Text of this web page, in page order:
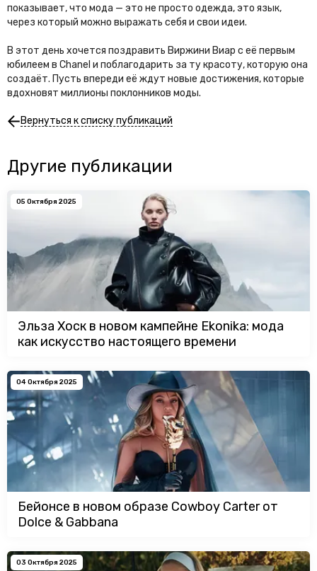
показывает, что мода — это не просто одежда, это язык,
через который можно выражать себя и свои идеи.
В этот день хочется поздравить Виржини Виар с её первым
юбилеем в Chanel и поблагодарить за ту красоту, которую она
создаёт. Пусть впереди её ждут новые достижения, которые
вдохновят миллионы поклонников моды.
Вернуться к списку публикаций
Другие публикации
05 Октября 2025
Эльза Хоск в новом кампейне Ekonika: мода
как искусство настоящего времени
04 Октября 2025
Бейонсе в новом образе Cowboy Carter от
Dolce & Gabbana
03 Октября 2025